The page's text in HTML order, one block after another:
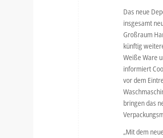
Das neue
insgesamt
Großraum
künftig
Weiße Ware
informiert
vor dem
bringen das
„Mit dem